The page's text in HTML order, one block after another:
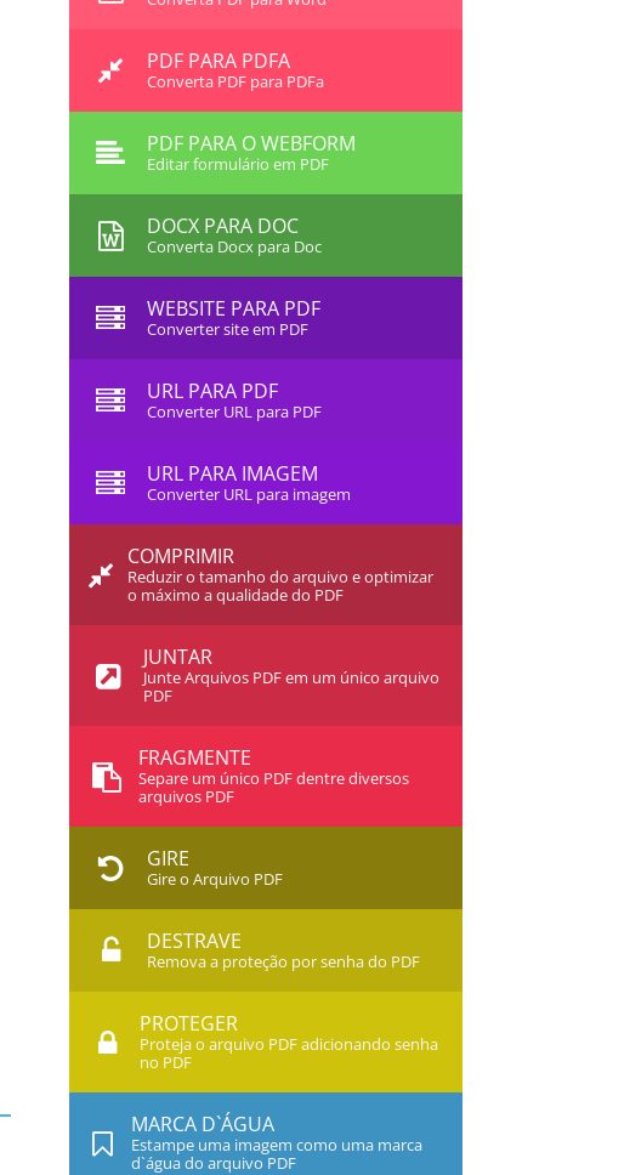
PDF PARA PDFA
Converta PDF para PDFa
PDF PARA O WEBFORM
Editar formulário em PDF
DOCX PARA DOC
Converta Docx para Doc
WEBSITE PARA PDF
Converter site em PDF
URL PARA PDF
Converter URL para PDF
URL PARA IMAGEM
Converter URL para imagem
COMPRIMIR
Reduzir o tamanho do arquivo e optimizar
o máximo a qualidade do PDF
JUNTAR
Junte Arquivos PDF em um único arquivo
PDF
FRAGMENTE
Separe um único PDF dentre diversos
arquivos PDF
GIRE
Gire o Arquivo PDF
DESTRAVE
Remova a proteção por senha do PDF
PROTEGER
Proteja o arquivo PDF adicionando senha
no PDF
MARCA D`ÁGUA
Estampe uma imagem como uma marca
d`água do arquivo PDF